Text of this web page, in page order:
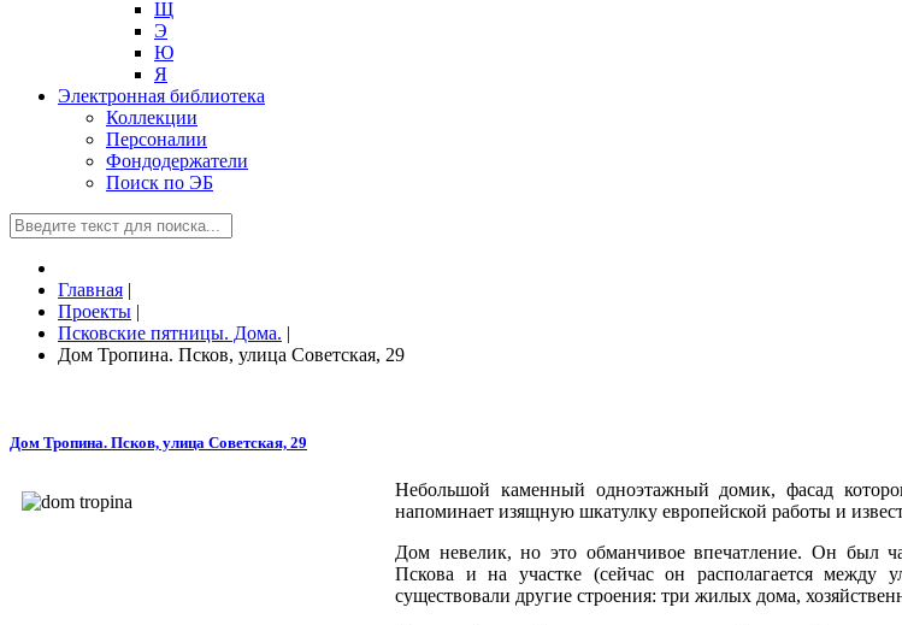
Щ
Э
Ю
Я
Электронная библиотека
Коллекции
Персоналии
Фондодержатели
Поиск по ЭБ
Главная |
Проекты |
Псковские пятницы. Дома. |
Дом Тропина. Псков, улица Советская, 29
Дом Тропина. Псков, улица Советская, 29
Небольшой каменный одноэтажный домик, фасад
напоминает изящную шкатулку европейской работы и
Дом невелик, но это обманчивое впечатление. Он был
Пскова и на участке (сейчас он располагается
существовали другие строения: три жилых дома,